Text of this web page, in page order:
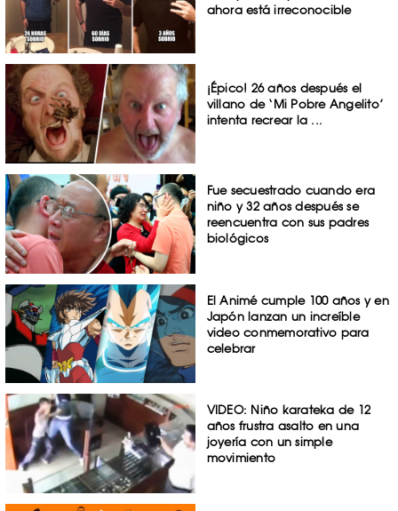
ahora está irreconocible
¡Épico! 26 años después el
villano de ‘Mi Pobre Angelito’
intenta recrear la ...
Fue secuestrado cuando era
niño y 32 años después se
reencuentra con sus padres
biológicos
El Animé cumple 100 años y en
Japón lanzan un increíble
video conmemorativo para
celebrar
VIDEO: Niño karateka de 12
años frustra asalto en una
joyería con un simple
movimiento